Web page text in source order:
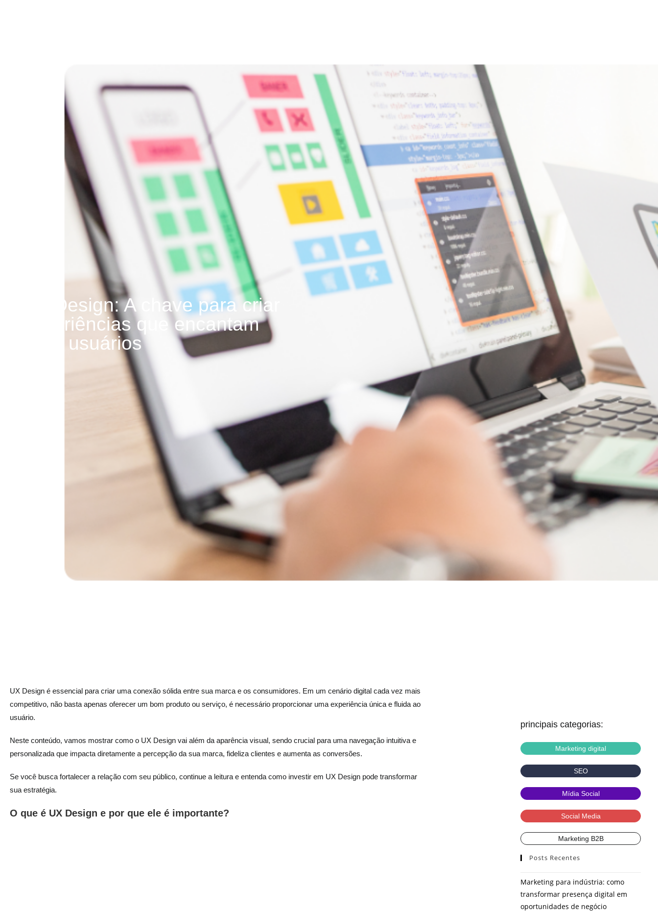
UX Design: A chave para criar
experiências que encantam
seus usuários
UX Design é essencial para criar uma conexão sólida entre sua marca e os consumidores. Em um cenário digital cada vez mais
competitivo, não basta apenas oferecer um bom produto ou serviço, é necessário proporcionar uma experiência única e fluida ao
usuário.
Neste conteúdo, vamos mostrar como o UX Design vai além da aparência visual, sendo crucial para uma navegação intuitiva e
personalizada que impacta diretamente a percepção da sua marca, fideliza clientes e aumenta as conversões.
Se você busca fortalecer a relação com seu público, continue a leitura e entenda como investir em UX Design pode transformar
sua estratégia.
O que é UX Design e por que ele é importante?
principais categorias:
Marketing digital
SEO
Mídia Social
Social Media
Marketing B2B
Posts Recentes
Marketing para indústria: como
transformar presença digital em
oportunidades de negócio